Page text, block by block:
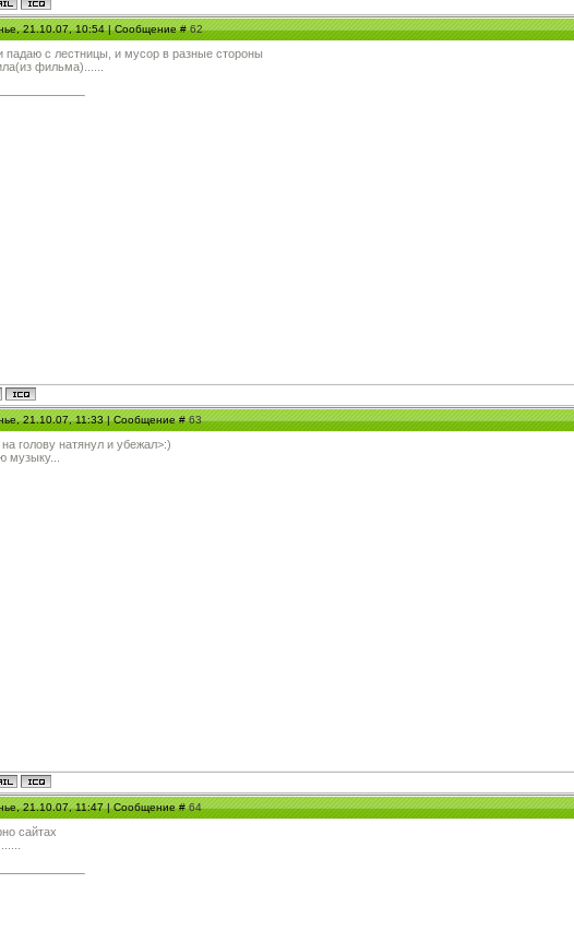
21.10.07, 10:54 | Сообщение #62
падаю с лестницы, и мусор в разные стороны
фильма)......
21.10.07, 11:33 | Сообщение #63
голову натянул и убежал>:)
музыку...
21.10.07, 11:47 | Сообщение #64
сайтах